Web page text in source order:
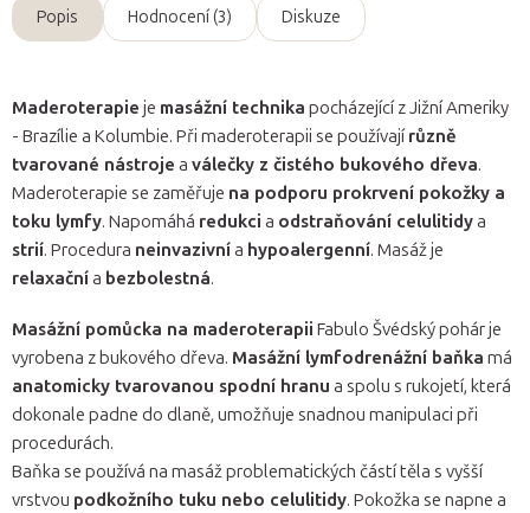
Popis Hodnocení (3) Diskuze
Maderoterapie je masážní technika pocházející z Jižní Ameriky
- Brazílie a Kolumbie. Při maderoterapii se používajírůzně
tvarované nástroje a válečky z čistého bukového dřeva.
Maderoterapie se zaměřuje na podporu prokrvení pokožky a
toku lymfy. Napomáhá redukci a odstraňování celulitidya
strií. Procedura neinvazivnía hypoalergenní. Masáž je
relaxačnía bezbolestná.
Masážní pomůcka na maderoterapii Fabulo Švédský pohár je
vyrobena z bukového dřeva. Masážní lymfodrenážní baňka má
anatomicky tvarovanou spodní hranu a spolu s rukojetí, která
dokonale padne do dlaně, umožňuje snadnou manipulaci při
procedurách.
Baňka se používá na masáž problematických částí těla s vyšší
vrstvou podkožního tuku nebo celulitidy. Pokožka se napne a